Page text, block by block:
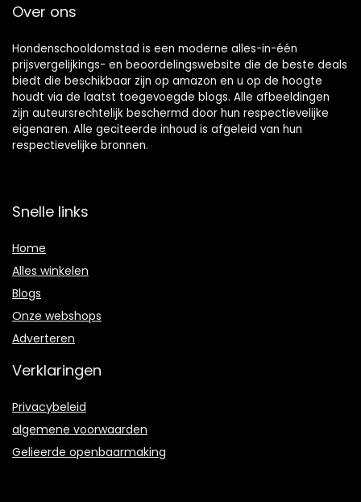
Over ons
Hondenschooldomstad is een moderne alles-in-één
prijsvergelijkings- en beoordelingswebsite die de beste deals
biedt die beschikbaar zijn op amazon en u op de hoogte
houdt via de laatst toegevoegde blogs. Alle afbeeldingen
zijn auteursrechtelijk beschermd door hun respectievelijke
eigenaren. Alle geciteerde inhoud is afgeleid van hun
respectievelijke bronnen.
Snelle links
Home
Alles winkelen
Blogs
Onze webshops
Adverteren
Verklaringen
Privacybeleid
algemene voorwaarden
Gelieerde openbaarmaking